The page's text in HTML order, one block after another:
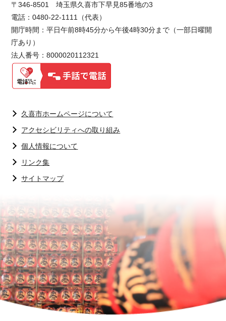
〒346-8501 埼玉県久喜市下早見85番地の3
電話：0480-22-1111（代表）
開庁時間：平日午前8時45分から午後4時30分まで（一部日曜開
庁あり）
法人番号：8000020112321
久喜市ホームページについて
アクセシビリティへの取り組み
個人情報について
リンク集
サイトマップ